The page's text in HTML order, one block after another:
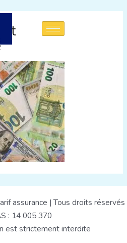
assurance | Tous droits réservés
: 14 005 370
est strictement interdite